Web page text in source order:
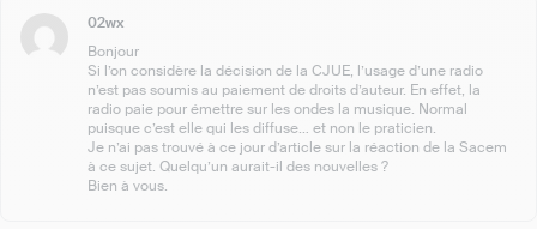
02wx
Bonjour
Si l’on considère la décision de la CJUE, l’usage d’une radio
n’est pas soumis au paiement de droits d’auteur. En effet, la
radio paie pour émettre sur les ondes la musique. Normal
puisque c’est elle qui les diffuse… et non le praticien.
Je n’ai pas trouvé à ce jour d’article sur la réaction de la Sacem
à ce sujet. Quelqu’un aurait-il des nouvelles ?
Bien à vous.